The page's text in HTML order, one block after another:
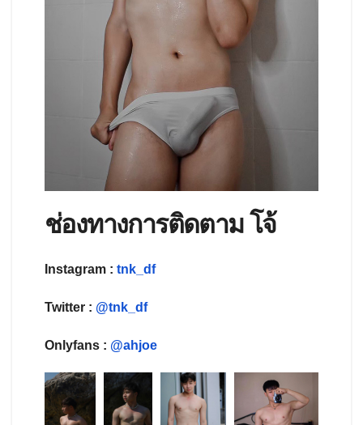
ช่องทางการติดตาม โจ้
Instagram : tnk_df
Twitter : @tnk_df
Onlyfans : @ahjoe